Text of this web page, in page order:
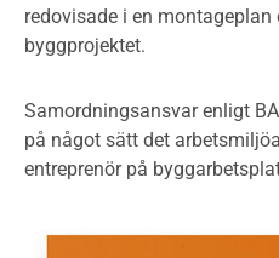
redovisade i en
byggprojektet.
Samordningsansvar enligt
på något sätt det
entreprenör på